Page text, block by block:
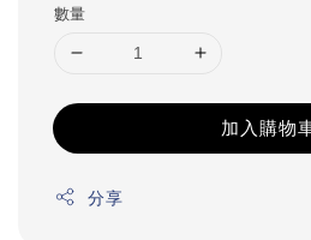
數量
加入購物
分享